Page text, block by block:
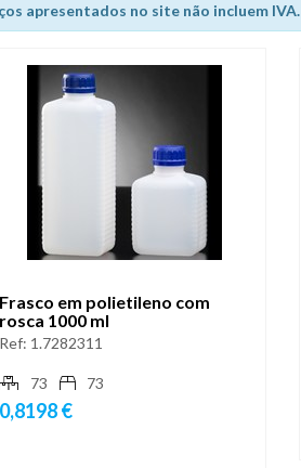
apresentados no site não incluem IVA.
Frasco em polietileno com
rosca 1000 ml
Ref: 1.7282311
73 73
0,8198 €